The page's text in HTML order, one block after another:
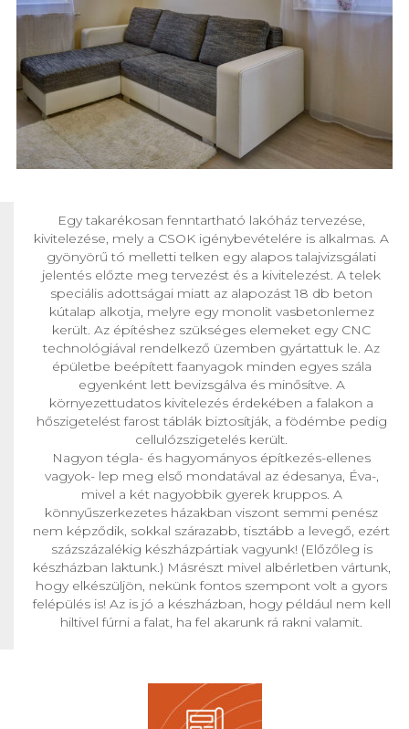
Egy takarékosan fenntartható lakóház tervezése,
kivitelezése, mely a CSOK igénybevételére is alkalmas. A
gyönyörű tó melletti telken egy alapos talajvizsgálati
jelentés előzte meg tervezést és a kivitelezést. A telek
speciális adottságai miatt az alapozást 18 db beton
kútalap alkotja, melyre egy monolit vasbetonlemez
került. Az építéshez szükséges elemeket egy CNC
technológiával rendelkező üzemben gyártattuk le. Az
épületbe beépített faanyagok minden egyes szála
egyenként lett bevizsgálva és minősítve. A
környezettudatos kivitelezés érdekében a falakon a
hőszigetelést farost táblák biztosítják, a födémbe pedig
cellulózszigetelés került.
Nagyon tégla- és hagyományos építkezés-ellenes
vagyok- lep meg első mondatával az édesanya, Éva-,
mivel a két nagyobbik gyerek kruppos. A
könnyűszerkezetes házakban viszont semmi penész
nem képződik, sokkal szárazabb, tisztább a levegő, ezért
százszázalékig készházpártiak vagyunk! (Előzőleg is
készházban laktunk.) Másrészt mivel albérletben vártunk,
hogy elkészüljön, nekünk fontos szempont volt a gyors
felépülés is! Az is jó a készházban, hogy például nem kell
hiltivel fúrni a falat, ha fel akarunk rá rakni valamit.